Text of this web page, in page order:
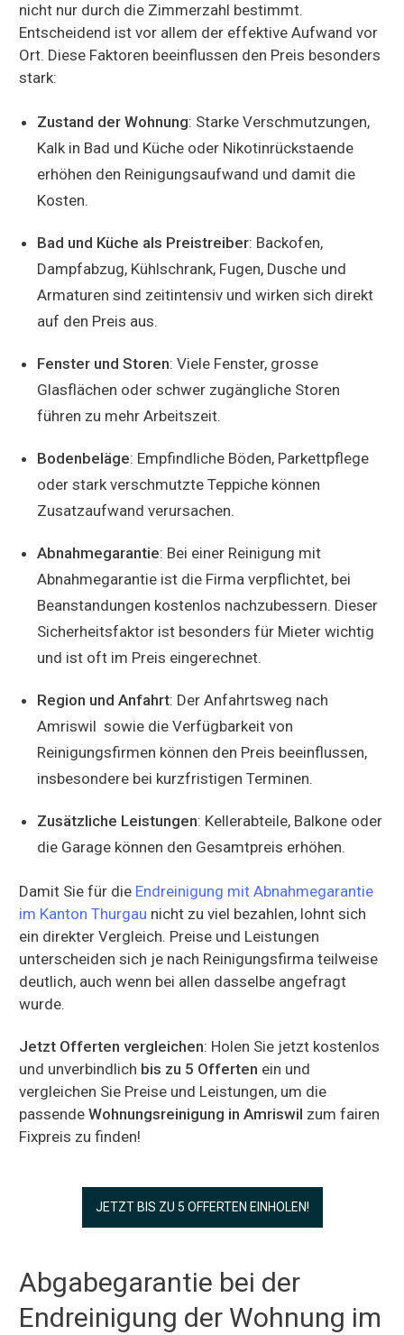
nicht nur durch die Zimmerzahl bestimmt.
Entscheidend ist vor allem der effektive Aufwand vor
Ort. Diese Faktoren beeinflussen den Preis besonders
stark:
Zustand der Wohnung: Starke Verschmutzungen,
Kalk in Bad und Küche oder Nikotinrückstaende
erhöhen den Reinigungsaufwand und damit die
Kosten.
Bad und Küche als Preistreiber: Backofen,
Dampfabzug, Kühlschrank, Fugen, Dusche und
Armaturen sind zeitintensiv und wirken sich direkt
auf den Preis aus.
Fenster und Storen: Viele Fenster, grosse
Glasflächen oder schwer zugängliche Storen
führen zu mehr Arbeitszeit.
Bodenbeläge: Empfindliche Böden, Parkettpflege
oder stark verschmutzte Teppiche können
Zusatzaufwand verursachen.
Abnahmegarantie: Bei einer Reinigung mit
Abnahmegarantie ist die Firma verpflichtet, bei
Beanstandungen kostenlos nachzubessern. Dieser
Sicherheitsfaktor ist besonders für Mieter wichtig
und ist oft im Preis eingerechnet.
Region und Anfahrt: Der Anfahrtsweg nach
Amriswil sowie die Verfügbarkeit von
Reinigungsfirmen können den Preis beeinflussen,
insbesondere bei kurzfristigen Terminen.
Zusätzliche Leistungen: Kellerabteile, Balkone oder
die Garage können den Gesamtpreis erhöhen.
Damit Sie für die Endreinigung mit Abnahmegarantie
im Kanton Thurgau nicht zu viel bezahlen, lohnt sich
ein direkter Vergleich. Preise und Leistungen
unterscheiden sich je nach Reinigungsfirma teilweise
deutlich, auch wenn bei allen dasselbe angefragt
wurde.
Jetzt Offerten vergleichen: Holen Sie jetzt kostenlos
und unverbindlich bis zu 5 Offerten ein und
vergleichen Sie Preise und Leistungen, um die
passende Wohnungsreinigung in Amriswil zum fairen
Fixpreis zu finden!
JETZT BIS ZU 5 OFFERTEN EINHOLEN!
Abgabegarantie bei der
Endreinigung der Wohnung im